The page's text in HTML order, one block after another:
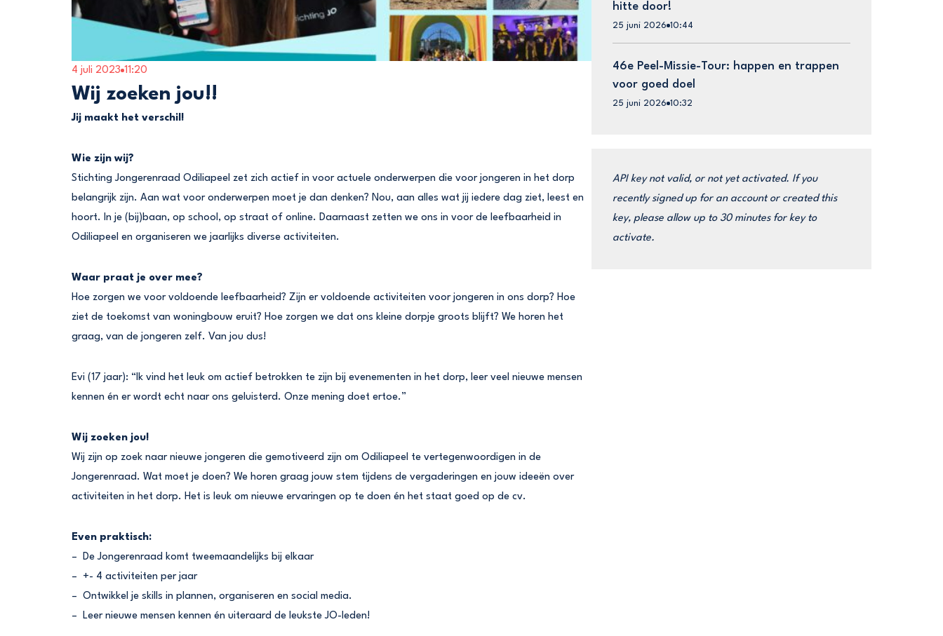
4 juli 2023 11:20
Wij zoeken jou!!
Jij maakt het verschil!
Wie zijn wij?
Stichting Jongerenraad Odiliapeel zet zich actief in voor actuele onderwerpen die voor jongeren in het dorp
belangrijk zijn. Aan wat voor onderwerpen moet je dan denken? Nou, aan alles wat jij iedere dag ziet, leest en
hoort. In je (bij)baan, op school, op straat of online. Daarnaast zetten we ons in voor de leefbaarheid in
Odiliapeel en organiseren we jaarlijks diverse activiteiten.
Waar praat je over mee?
Hoe zorgen we voor voldoende leefbaarheid? Zijn er voldoende activiteiten voor jongeren in ons dorp? Hoe
ziet de toekomst van woningbouw eruit? Hoe zorgen we dat ons kleine dorpje groots blijft? We horen het
graag, van de jongeren zelf. Van jou dus!
Evi (17 jaar): “Ik vind het leuk om actief betrokken te zijn bij evenementen in het dorp, leer veel nieuwe mensen
kennen én er wordt echt naar ons geluisterd. Onze mening doet ertoe.”
Wij zoeken jou!
Wij zijn op zoek naar nieuwe jongeren die gemotiveerd zijn om Odiliapeel te vertegenwoordigen in de
Jongerenraad. Wat moet je doen? We horen graag jouw stem tijdens de vergaderingen en jouw ideeën over
activiteiten in het dorp. Het is leuk om nieuwe ervaringen op te doen én het staat goed op de cv.
Even praktisch:
– De Jongerenraad komt tweemaandelijks bij elkaar
– +- 4 activiteiten per jaar
– Ontwikkel je skills in plannen, organiseren en social media.
– Leer nieuwe mensen kennen én uiteraard de leukste JO-leden!
hitte door!
25 juni 2026 10:44
46e Peel-Missie-Tour: happen en trappen
voor goed doel
25 juni 2026 10:32
API key not valid, or not yet activated. If you
recently signed up for an account or created this
key, please allow up to 30 minutes for key to
activate.